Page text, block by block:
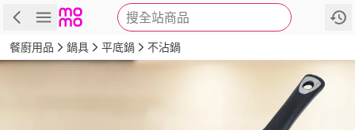
搜全站商品
商品 評價 詳情
餐廚用品 鍋具 平底鍋 不沾鍋